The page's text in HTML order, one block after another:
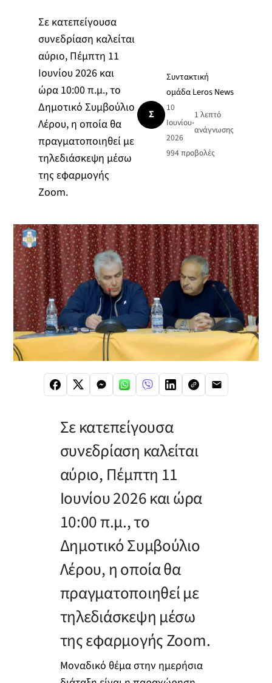
Σε κατεπείγουσα
συνεδρίαση καλείται
αύριο, Πέμπτη 11
Ιουνίου 2026 και
ώρα 10:00 π.μ., το
Δημοτικό Συμβούλιο
Λέρου, η οποία θα
πραγματοποιηθεί με
τηλεδιάσκεψη μέσω
της εφαρμογής
Zoom.
Σ
Συντακτική
ομάδα Leros News
10
Ιουνίου
2026
•
1 λεπτό
ανάγνωσης
994προβολές
Σε κατεπείγουσα
συνεδρίαση καλείται
αύριο, Πέμπτη 11
Ιουνίου 2026 και ώρα
10:00 π.μ., το
Δημοτικό Συμβούλιο
Λέρου, η οποία θα
πραγματοποιηθεί με
τηλεδιάσκεψη μέσω
της εφαρμογής Zoom.
Μοναδικό θέμα στην ημερήσια